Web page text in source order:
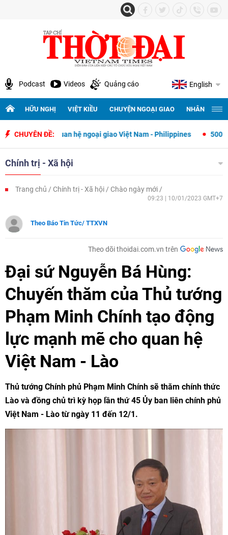
Podcast Videos Quảng cáo English
HỮU NGHỊ VIỆT KIỀU CHUYỆN NGOẠI GIAO NHÂN
CHUYÊN ĐỀ:
quan hệ ngoại giao Việt Nam - Philippines 500 ngày đêm tìm
Chính trị - Xã hội
Trang chủ Chính trị - Xã hội Chào ngày mới
09:23 | 10/01/2023 GMT+7
Theo Báo Tin Tức/ TTXVN
Theo dõi thoidai.com.vn trên
Đại sứ Nguyễn Bá Hùng:
Chuyến thăm của Thủ tướng
Phạm Minh Chính tạo động
lực mạnh mẽ cho quan hệ
Việt Nam - Lào
Thủ tướng Chính phủ Phạm Minh Chính sẽ thăm chính thức
Lào và đồng chủ trì kỳ họp lần thứ 45 Ủy ban liên chính phủ
Việt Nam - Lào từ ngày 11 đến 12/1.